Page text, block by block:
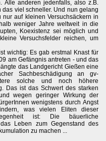
Alle anderen jedenfalls, also z.B.
das viel schneller. Und nun gelang
auf kleinen Versuchsäckern in
weniger Jahre weltweit in die
Koexistenz sei möglich und
Versuchsfelder reichen, um
wichtig: Es gab erstmal Knast für
am Gefängnis antreten - und das
das Landgericht Gießen eine
Sachbeschädigung an gv-
solche und noch höhere
Das ist das Schwert des starken
wegen geringer Wirkung der
wenigstens durch Angst
was vielen Eliten dieser
ist: Die bäuerliche
Leben zum Gegenstand des
zu machen ...